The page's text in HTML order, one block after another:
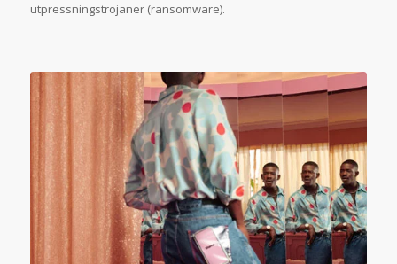
utpressningstrojaner (ransomware).